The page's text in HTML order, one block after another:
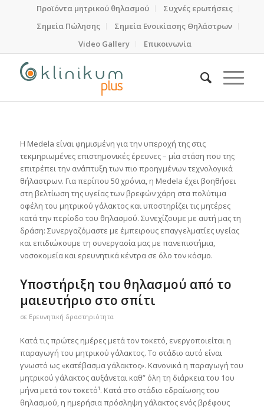
Προϊόντα μητρικού θηλασμού
Συχνές ερωτήσεις
Σημεία Πώλησης
Σημεία Ενοικίασης Θηλάστρων
Video Gallery
Επικοινωνία
Η Medela είναι φημισμένη για την υπεροχή της στις
τεκμηριωμένες επιστημονικές έρευνες – μία στάση που της
επιτρέπει την ανάπτυξη των πιο προηγμένων τεχνολογικά
θήλαστρων. Για περίπου 50 χρόνια, η Medela έχει βοηθήσει
στη βελτίωση της υγείας των βρεφών χάρη στα πολύτιμα
οφέλη του μητρικού γάλακτος και υποστηρίζει τις μητέρες
κατά την περίοδο του θηλασμού. Συνεχίζουμε με αυτή μας τη
δράση: Συνεργαζόμαστε με έμπειρους επαγγελματίες υγείας
και επιδιώκουμε τη συνεργασία μας με πανεπιστήμια,
νοσοκομεία και ερευνητικά κέντρα σε όλο τον κόσμο.
Υποστήριξη του θηλασμού από το
μαιευτήριο στο σπίτι
σε Ερευνητική δραστηριότητα
Κατά τις πρώτες ημέρες μετά τον τοκετό, ενεργοποιείται η
παραγωγή του μητρικού γάλακτος. Το στάδιο αυτό είναι
γνωστό ως «κατέβασμα γάλακτος». Κανονικά η παραγωγή του
μητρικού γάλακτος αυξάνεται καθ” όλη τη διάρκεια του 1ου
μήνα μετά τον τοκετό¹. Κατά στο στάδιο εδραίωσης του
θηλασμού, η ημερήσια πρόσληψη γάλακτος ενός βρέφους